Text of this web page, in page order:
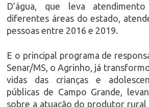
D’água, que leva
diferentes áreas do estado,
pessoas entre 2016 e 2019.
E o principal programa de
Senar/MS, o Agrinho, já
vidas das crianças e
públicas de Campo Grande,
sobre a atuação do produtor rural